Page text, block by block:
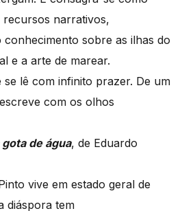
narrativos,
sobre as ilhas do
e a arte de marear.
lê com infinito prazer. De um
com os olhos
de água, de Eduardo
vive em estado geral de
diáspora tem